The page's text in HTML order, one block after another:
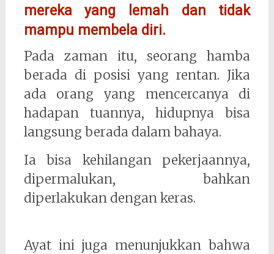
mereka yang lemah dan tidak
mampu membela diri.
Pada zaman itu, seorang hamba
berada di posisi yang rentan. Jika
ada orang yang mencercanya di
hadapan tuannya, hidupnya bisa
langsung berada dalam bahaya.
Ia bisa kehilangan pekerjaannya,
dipermalukan, bahkan
diperlakukan dengan keras.
Ayat ini juga menunjukkan bahwa